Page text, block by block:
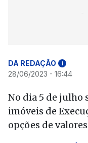
DA REDAÇÃO i
28/06/2023 - 16:44
No dia 5 de julho
imóveis de
opções de